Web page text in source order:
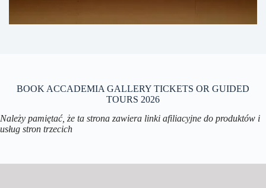
BOOK ACCADEMIA GALLERY TICKETS OR GUIDED
TOURS 2026
Należy pamiętać, że ta strona zawiera linki afiliacyjne do produktów i
usług stron trzecich